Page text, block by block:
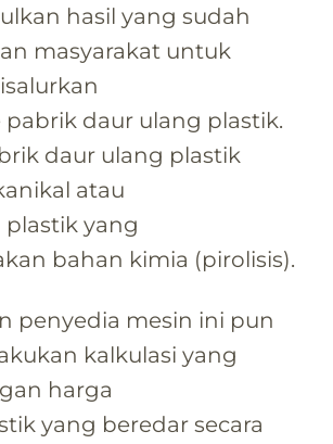
hasil yang sudah
masyarakat untuk
pabrik daur ulang plastik.
daur ulang plastik
atau
yang
bahan kimia (pirolisis).
penyedia mesin ini pun
kalkulasi yang
harga
yang beredar secara